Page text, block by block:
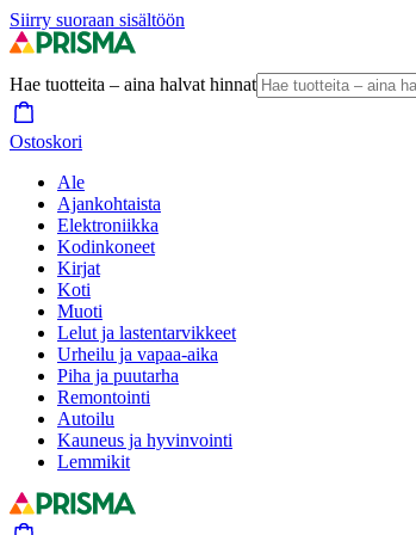
Siirry suoraan sisältöön
Hae tuotteita – aina halvat hinnat
Ostoskori
Ale
Ajankohtaista
Elektroniikka
Kodinkoneet
Kirjat
Koti
Muoti
Lelut ja lastentarvikkeet
Urheilu ja vapaa-aika
Piha ja puutarha
Remontointi
Autoilu
Kauneus ja hyvinvointi
Lemmikit